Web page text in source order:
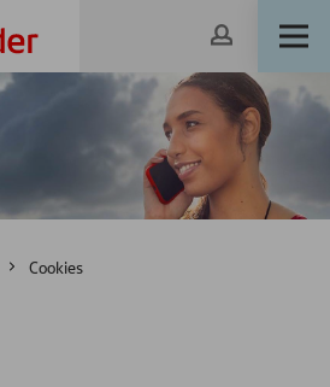
Cookies